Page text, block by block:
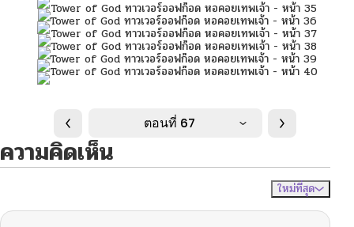
ตอนที่ 67
ความคิดเห็น
ใหม่ที่สุด